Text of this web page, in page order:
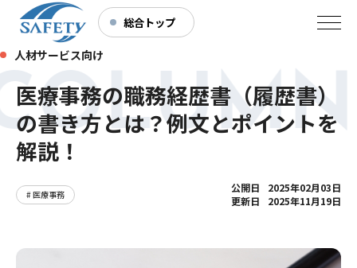
総合トップ
人材サービス向け
医療事務の職務経歴書（履歴書）
の書き方とは？例文とポイントを
解説！
# 医療事務
公開日
2025年02月03日
更新日
2025年11月19日